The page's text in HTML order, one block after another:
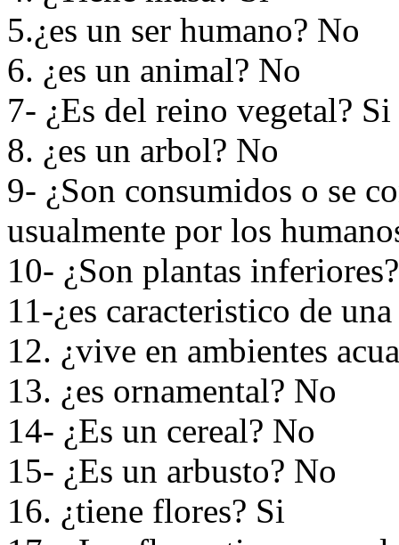
5.¿es un ser humano? No
6. ¿es un animal? No
7- ¿Es del reino vegetal? Si
8. ¿es un arbol? No
9- ¿Son consumidos o se
usualmente por los
10- ¿Son plantas
11-¿es caracteristico de
12. ¿vive en ambientes
13. ¿es ornamental? No
14- ¿Es un cereal? No
15- ¿Es un arbusto? No
16. ¿tiene flores? Si